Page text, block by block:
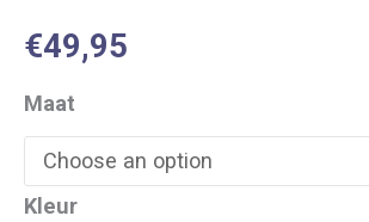
€49,95
Maat
Kleur